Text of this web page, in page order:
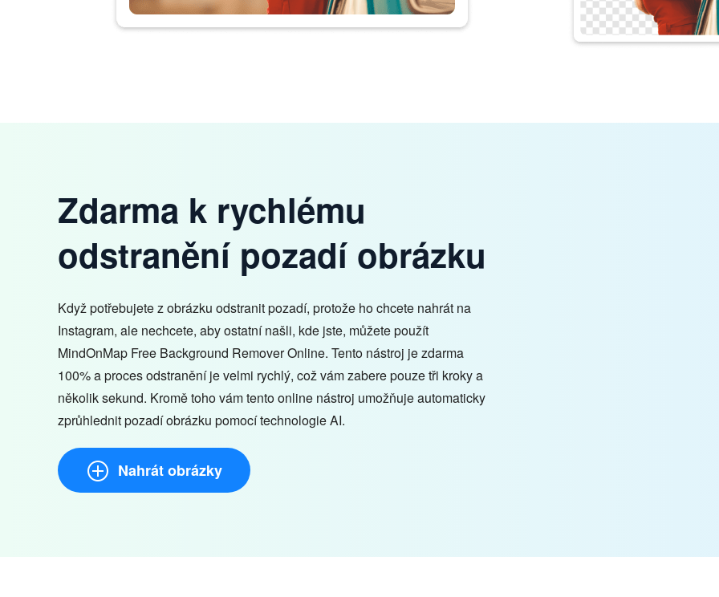
Zdarma k rychlému
odstranění pozadí obrázku
Když potřebujete z obrázku odstranit pozadí, protože ho chcete nahrát na
Instagram, ale nechcete, aby ostatní našli, kde jste, můžete použít
MindOnMap Free Background Remover Online. Tento nástroj je zdarma
100% a proces odstranění je velmi rychlý, což vám zabere pouze tři kroky a
několik sekund. Kromě toho vám tento online nástroj umožňuje automaticky
zprůhlednit pozadí obrázku pomocí technologie AI.
Nahrát obrázky